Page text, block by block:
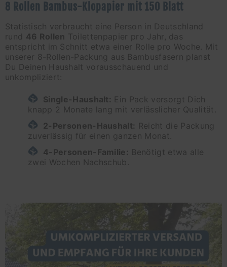
8 Rollen Bambus-Klopapier mit 150 Blatt
Statistisch verbraucht eine Person in Deutschland
rund 46 Rollen Toilettenpapier pro Jahr, das
entspricht im Schnitt etwa einer Rolle pro Woche. Mit
unserer 8-Rollen-Packung aus Bambusfasern planst
Du Deinen Haushalt vorausschauend und
unkompliziert:
Single-Haushalt: Ein Pack versorgt Dich
knapp 2 Monate lang mit verlässlicher Qualität.
2-Personen-Haushalt: Reicht die Packung
zuverlässig für einen ganzen Monat.
4-Personen-Familie: Benötigt etwa alle
zwei Wochen Nachschub.